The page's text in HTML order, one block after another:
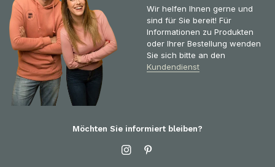
Wir helfen Ihnen gerne und
sind für Sie bereit! Für
Informationen zu Produkten
oder Ihrer Bestellung wenden
Sie sich bitte an den
Kundendienst
Möchten Sie informiert bleiben?